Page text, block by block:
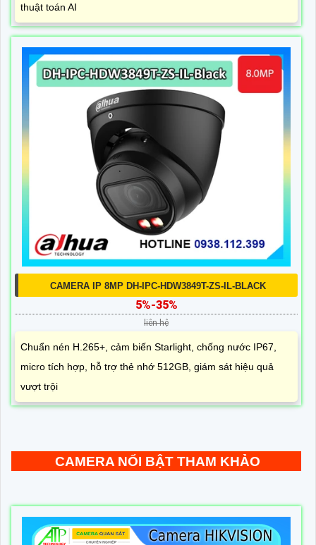
thuật toán AI
CAMERA IP 8MP DH-IPC-HDW3849T-ZS-IL-BLACK
5%-35%
liên hệ
Chuẩn nén H.265+, cảm biến Starlight, chống nước IP67,
micro tích hợp, hỗ trợ thẻ nhớ 512GB, giám sát hiệu quả
vượt trội
CAMERA NỔI BẬT THAM KHẢO